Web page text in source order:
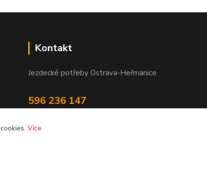
Kontakt
Jezdecké potřeby Ostrava-Heřmanice
596 236 147
Více